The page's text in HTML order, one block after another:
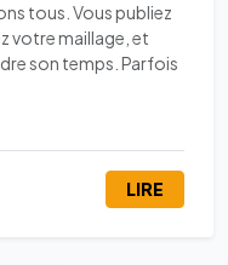
tous. Vous publiez
votre maillage, et
son temps. Parfois
LIRE